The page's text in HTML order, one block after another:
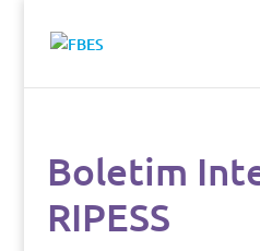
Boletim
RIPESS